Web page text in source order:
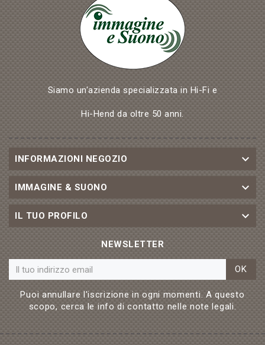
Siamo un'azienda specializzata in Hi-Fi e
Hi-Hend da oltre 50 anni.
INFORMAZIONI NEGOZIO 
IMMAGINE & SUONO 
IL TUO PROFILO 
NEWSLETTER
OK
Puoi annullare l'iscrizione in ogni momenti. A questo
scopo, cerca le info di contatto nelle note legali.